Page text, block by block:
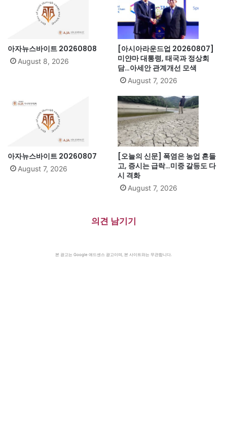
아자뉴스바이트 20260808
August 8, 2026
[아시아라운드업 20260807]
미얀마 대통령, 태국과 정상회
담…아세안 관계개선 모색
August 7, 2026
아자뉴스바이트 20260807
August 7, 2026
[오늘의 신문] 폭염은 농업 흔들
고, 증시는 급락…미중 갈등도 다
시 격화
August 7, 2026
의견 남기기
본 광고는 Google 애드센스 광고이며, 본 사이트와는 무관합니다.